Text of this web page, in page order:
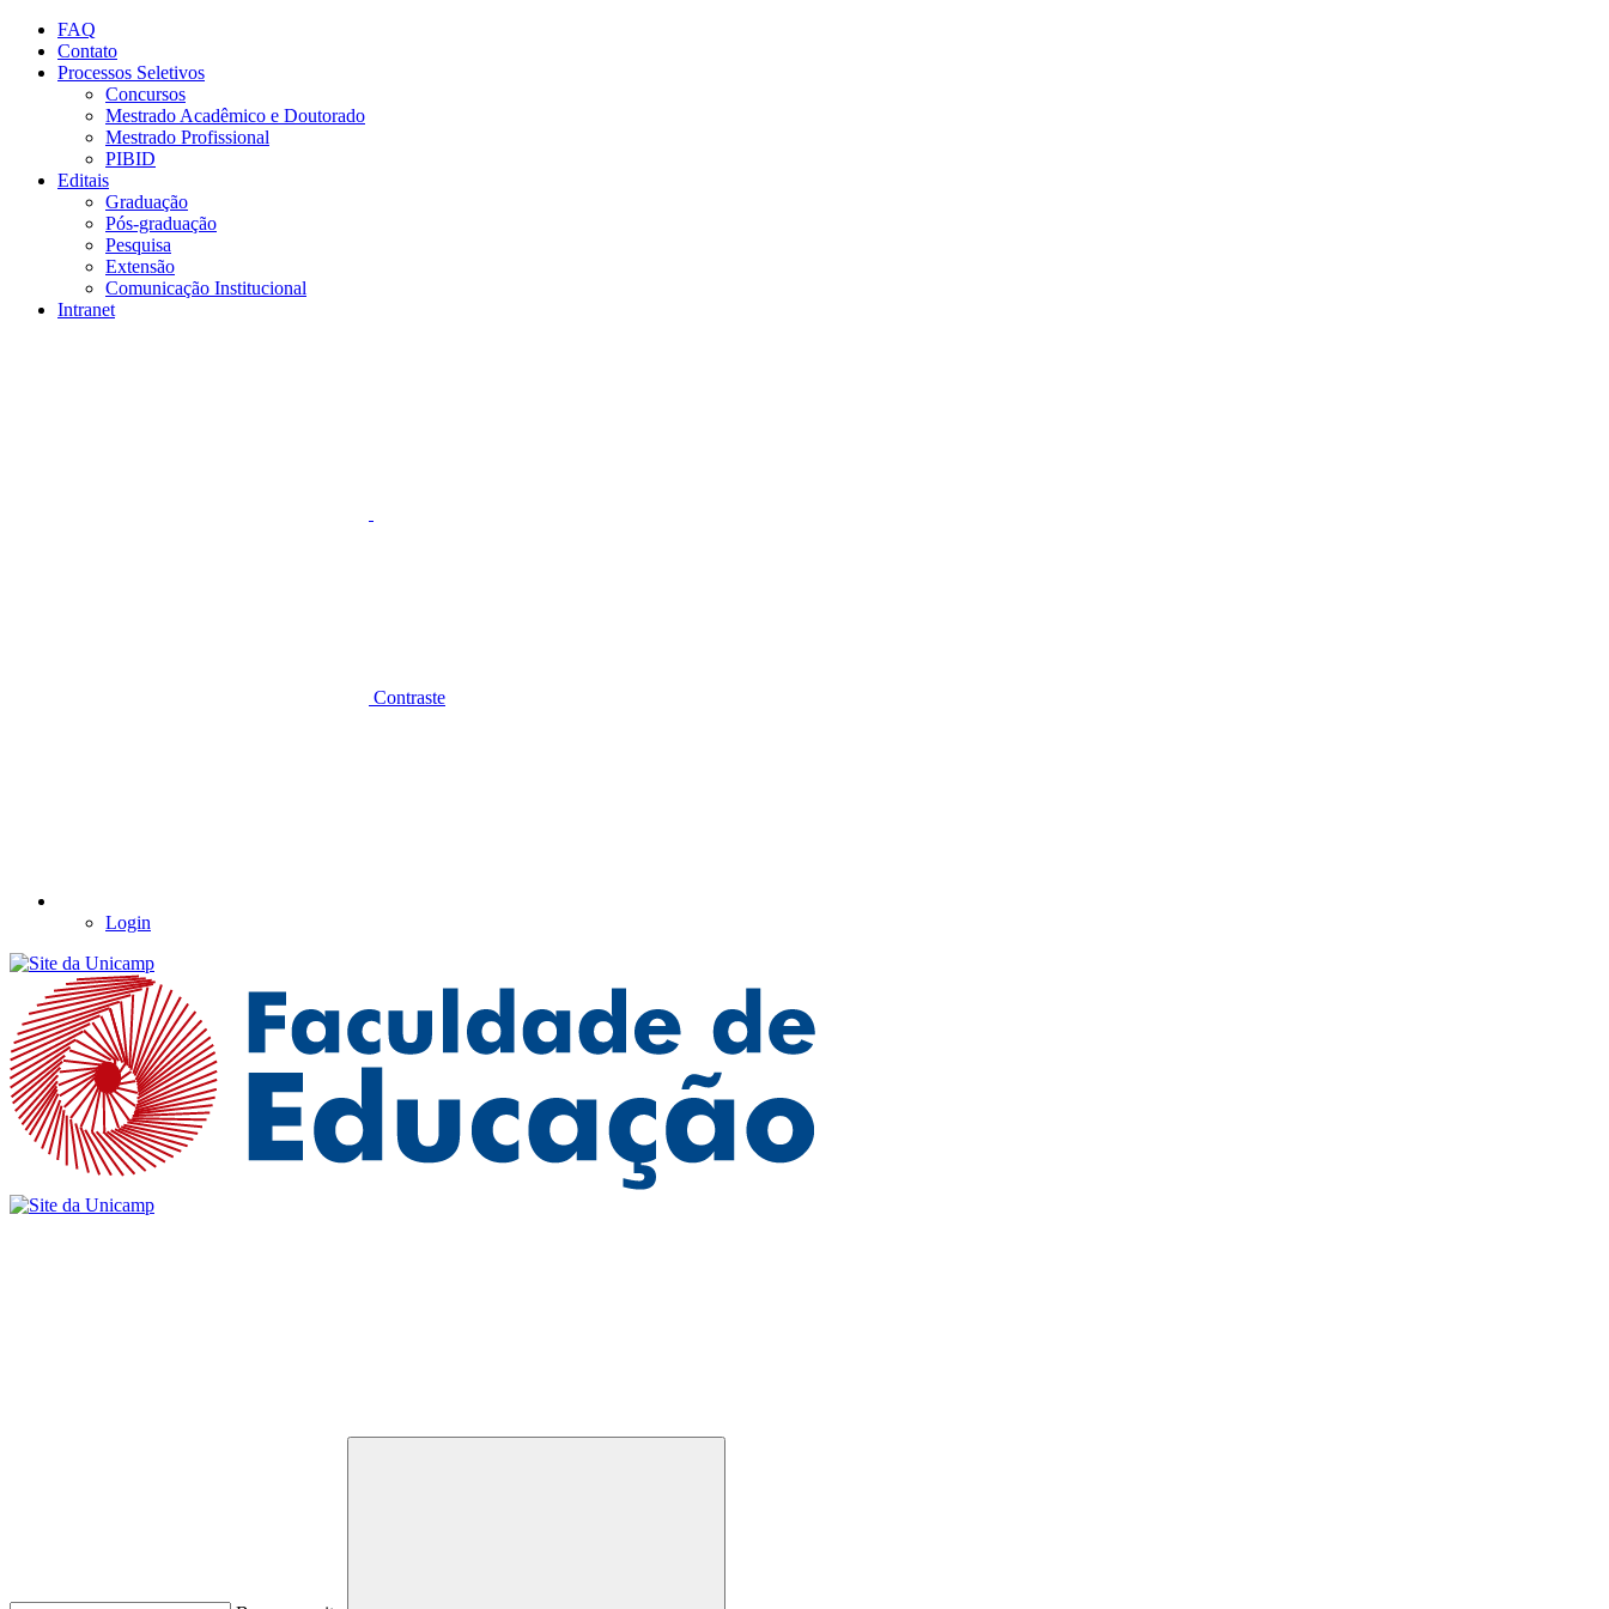
Conteúdo principal
FAQ
Contato
Processos Seletivos
Concursos
Mestrado Acadêmico e Doutorado
Mestrado Profissional
PIBID
Editais
Graduação
Pós-graduação
Pesquisa
Extensão
Comunicação Institucional
Intranet
Contraste
Login